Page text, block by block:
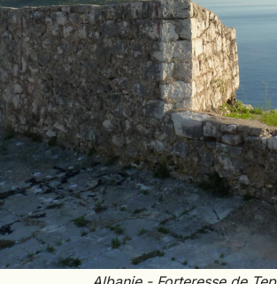
MONGOLIE
MONTÉNÉGRO
NAMIBIE
NÉPAL
NICARAGUA
OMAN
OUGANDA
OUZBÉKISTAN
PAKISTAN
PANAMA